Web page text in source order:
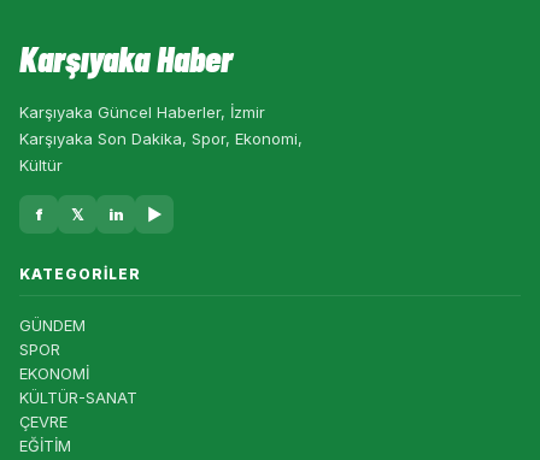
Karşıyaka Haber
Karşıyaka Güncel Haberler, İzmir
Karşıyaka Son Dakika, Spor, Ekonomi,
Kültür
f 𝕏 in ▶
KATEGORILER
GÜNDEM
SPOR
EKONOMİ
KÜLTÜR-SANAT
ÇEVRE
EĞİTİM